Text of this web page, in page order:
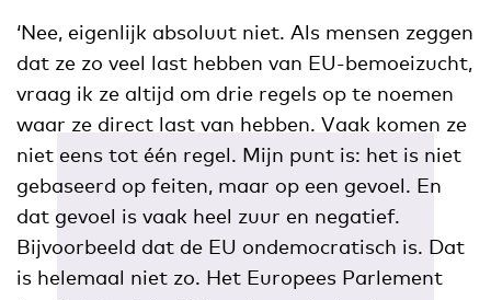
‘Nee, eigenlijk absoluut niet. Als mensen zeggen
dat ze zo veel last hebben van EU-bemoeizucht,
vraag ik ze altijd om drie regels op te noemen
waar ze direct last van hebben. Vaak komen ze
niet eens tot één regel. Mijn punt is: het is niet
gebaseerd op feiten, maar op een gevoel. En
dat gevoel is vaak heel zuur en negatief.
Bijvoorbeeld dat de EU ondemocratisch is. Dat
is helemaal niet zo. Het Europees Parlement